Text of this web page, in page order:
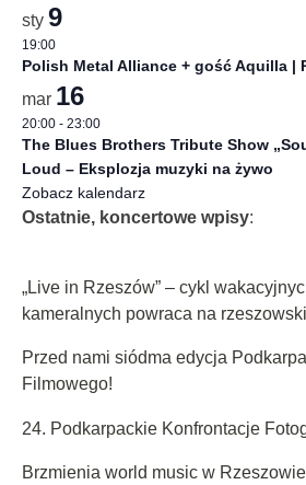
sty 9
19:00
Polish Metal Alliance + gość Aquilla |
mar 16
20:00 - 23:00
The Blues Brothers Tribute Show
Loud – Eksplozja muzyki na żywo
Zobacz kalendarz
Ostatnie, koncertowe wpisy:
„Live in Rzeszów” – cykl
kameralnych powraca na
Przed nami siódma edycja
Filmowego!
24. Podkarpackie Konfrontacje
Brzmienia world music w